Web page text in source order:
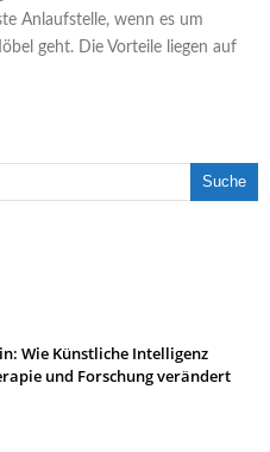
Anlaufstelle, wenn es um
geht. Die Vorteile liegen auf
Wie Künstliche Intelligenz
und Forschung verändert